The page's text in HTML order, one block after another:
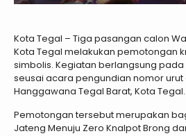
Kota Tegal – Tiga pasangan calon
Kota Tegal melakukan pemotongan
simbolis. Kegiatan berlangsung
seusai acara pengundian nomor urut
Hanggawana Tegal Barat, Kota Tegal.
Pemotongan tersebut merupakan
Jateng Menuju Zero Knalpot Brong